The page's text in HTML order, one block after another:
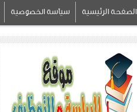
الصفحة الرئيسية سياسة الخصوصية